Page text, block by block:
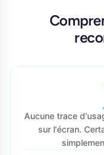
Aucune trace
sur l'écran.